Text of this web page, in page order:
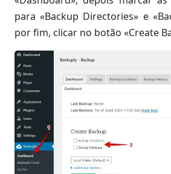
para «Backup Directories» e
por fim, clicar no botão «Create